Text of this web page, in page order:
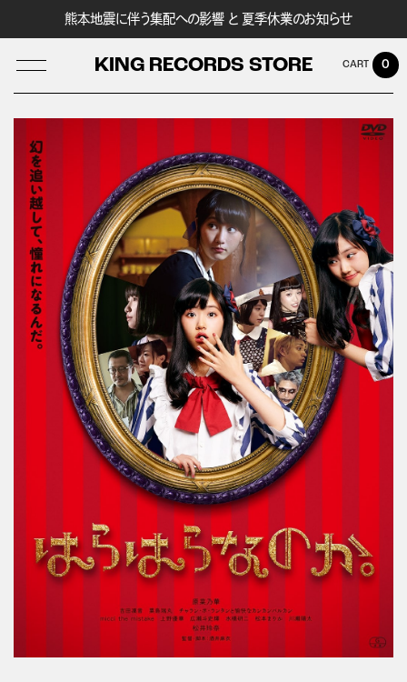
熊本地震に伴う集配への影響 と 夏季休業のお知らせ
KING RECORDS STORE
LOG IN
0